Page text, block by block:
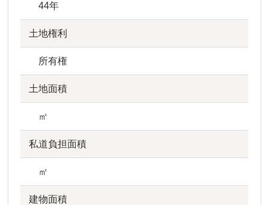
44年
土地権利
所有権
土地面積
㎡
私道負担面積
㎡
建物面積